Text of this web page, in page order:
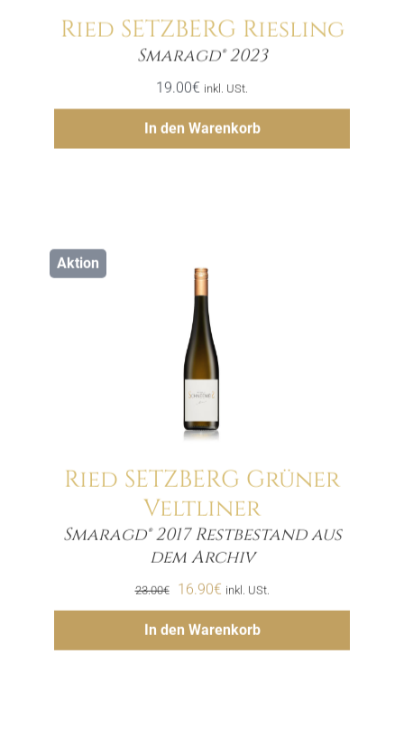
Ried SETZBERG Riesling
Smaragd® 2023
19.00€ inkl. USt.
In den Warenkorb
Menge
Hinzufügen
Aktion
Ried SETZBERG Grüner
Veltliner
Smaragd® 2017 Restbestand aus
dem Archiv
23.00€
Ursprünglicher
Preis
war:
23.00€
16.90€Aktueller
Preis
ist:
16.90€.
inkl. USt.
In den Warenkorb
Menge
Hinzufügen